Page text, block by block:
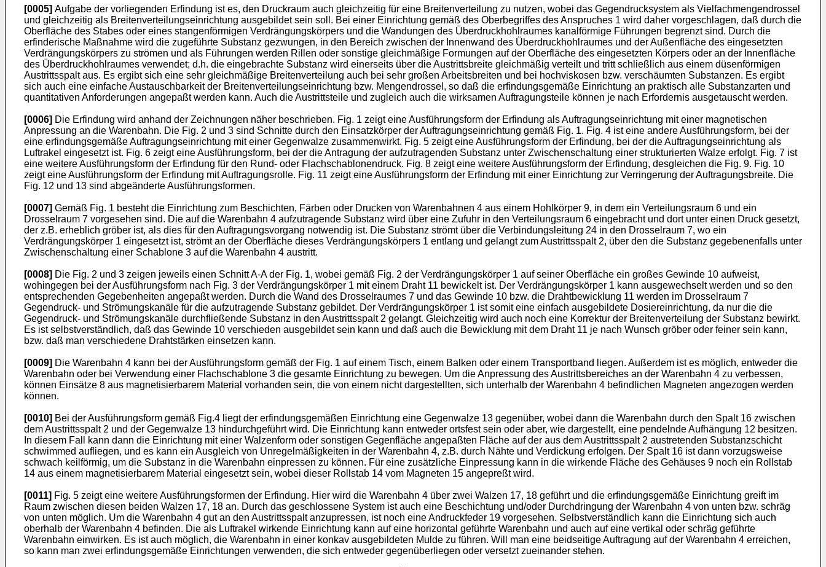
[0005] Aufgabe der vorliegenden Erfindung ist es, den Druckraum auch gleich­zeitig für eine Breitenverteilung zu nutzen, wobei das Gegendrucksystem als Vielfachmengendrossel
und gleichzeitig als Breitenverteilungsein­richtung ausgebildet sein soll. Bei einer Einrichtung gemäß des Ober­begriffes des Anspruches 1 wird daher vorgeschlagen, daß durch die
Oberfläche des Stabes oder eines stangenförmigen Verdrängungskörpers und die Wandungen des Überdruckhohlraumes kanalförmige Führungen be­grenzt sind. Durch die
erfinderische Maßnahme wird die zugeführte Sub­stanz gezwungen, in den Bereich zwischen der Innenwand des Überdruck­hohlraumes und der Außenfläche des eingesetzten
Verdrängungskörpers zu strömen und als Führungen werden Rillen oder sonstige gleichmäßige For­mungen auf der Oberfläche des eingesetzten Körpers oder an der Innen­fläche
des Überdruckhohlraumes verwendet; d.h. die eingebrachte Sub­stanz wird einerseits über die Austrittsbreite gleichmäßig verteilt und tritt schließlich aus einem düsenförmigen
Austrittsspalt aus. Es ergibt sich eine sehr gleichmäßige Breitenverteilung auch bei sehr großen Arbeitsbreiten und bei hochviskosen bzw. verschäumten Substanzen. Es ergibt
sich auch eine einfache Austauschbarkeit der Breitenvertei­lungseinrichtung bzw. Mengendrossel, so daß die erfindungsgemäße Ein­richtung an praktisch alle Substanzarten und
quantitativen Anforderun­gen angepaßt werden kann. Auch die Austrittsteile und zugleich auch die wirksamen Auftragungsteile können je nach Erfordernis ausgetauscht wer­den.
[0006] Die Erfindung wird anhand der Zeichnungen näher beschrieben. Fig. 1 zeigt eine Ausführungsform der Erfindung als Auftragungseinrichtung mit einer magnetischen
Anpressung an die Warenbahn. Die Fig. 2 und 3 sind Schnitte durch den Einsatzkörper der Auftragungseinrichtung gemäß Fig. 1. Fig. 4 ist eine andere Ausführungsform, bei der
eine erfindungsgemäße Auf­tragungseinrichtung mit einer Gegenwalze zusammenwirkt. Fig. 5 zeigt eine Ausführungsform der Erfindung, bei der die Auftragungseinrichtung als
Luftrakel eingesetzt ist. Fig. 6 zeigt eine Ausführungsform, bei der die Antragung der aufzutragenden Substanz unter Zwischenschaltung einer strukturierten Walze erfolgt. Fig. 7 ist
eine weitere Ausführungsform der Erfindung für den Rund- oder Flachschablonendruck. Fig. 8 zeigt eine weitere Ausführungsform der Erfindung, desgleichen die Fig. 9. Fig. 10
zeigt eine Ausführungsform der Erfindung mit Auftragungsrolle. Fig. 11 zeigt eine Ausführungsform der Erfindung mit einer Einrichtung zur Ver­ringerung der Auftragungsbreite. Die
Fig. 12 und 13 sind abgeänderte Ausführungsformen.
[0007] Gemäß Fig. 1 besteht die Einrichtung zum Beschichten, Färben oder Drucken von Warenbahnen 4 aus einem Hohlkörper 9, in dem ein Verteilungsraum 6 und ein
Drosselraum 7 vorgesehen sind. Die auf die Warenbahn 4 aufzutra­gende Substanz wird über eine Zufuhr in den Verteilungsraum 6 einge­bracht und dort unter einen Druck gesetzt,
der z.B. erheblich gröber ist, als dies für den Auftragungsvorgang notwendig ist. Die Substanz strömt über die Verbindungsleitung 24 in den Drosselraum 7, wo ein
Verdrängungskörper 1 eingesetzt ist, strömt an der Oberfläche dieses Verdrängungskörpers 1 entlang und gelangt zum Austrittsspalt 2, über den die Substanz gegebenen­falls unter
Zwischenschaltung einer Schablone 3 auf die Warenbahn 4 aus­tritt.
[0008] Die Fig. 2 und 3 zeigen jeweils einen Schnitt A-A der Fig. 1, wobei ge­mäß Fig. 2 der Verdrängungskörper 1 auf seiner Oberfläche ein großes Gewinde 10 aufweist,
wohingegen bei der Ausführungsform nach Fig. 3 der Verdrängungs­körper 1 mit einem Draht 11 bewickelt ist. Der Verdrängungskörper 1 kann aus­gewechselt werden und so den
entsprechenden Gegebenheiten angepaßt wer­den. Durch die Wand des Drosselraumes 7 und das Gewinde 10 bzw. die Drahtbewicklung 11 werden im Drosselraum 7
Gegendruck- und Strömungs­kanäle für die aufzutragende Substanz gebildet. Der Verdrängungskörper 1 ist somit eine einfach ausgebildete Dosiereinrichtung, da nur die die
Gegen­druck- und Strömungskanäle durchfließende Substanz in den Austrittsspalt 2 gelangt. Gleichzeitig wird auch noch eine Korrektur der Breitenvertei­lung der Substanz bewirkt.
Es ist selbstverständlich, daß das Gewinde 10 verschieden ausgebildet sein kann und daß auch die Bewicklung mit dem Draht 11 je nach Wunsch gröber oder feiner sein kann,
bzw. daß man ver­schiedene Drahtstärken einsetzen kann.
[0009] Die Warenbahn 4 kann bei der Ausführungsform gemäß der Fig. 1 auf einem Tisch, einem Balken oder einem Transportband liegen. Außerdem ist es möglich, entweder die
Warenbahn oder bei Verwendung einer Flachschablo­ne 3 die gesamte Einrichtung zu bewegen. Um die Anpressung des Austritts­bereiches an der Warenbahn 4 zu verbessen,
können Einsätze 8 aus magne­tisierbarem Material vorhanden sein, die von einem nicht dargestellten, sich unterhalb der Warenbahn 4 befindlichen Magneten angezogen werden
können.
[0010] Bei der Ausführungsform gemäß Fig.4 liegt der erfindungsgemäßen Ein­richtung eine Gegenwalze 13 gegenüber, wobei dann die Warenbahn durch den Spalt 16 zwischen
dem Austrittsspalt 2 und der Gegenwalze 13 hin­durchgeführt wird. Die Einrichtung kann entweder ortsfest sein oder aber, wie dargestellt, eine pendelnde Aufhängung 12 besitzen.
In die­sem Fall kann dann die Einrichtung mit einer Walzenform oder sonstigen Gegenfläche angepaßten Fläche auf der aus dem Austrittsspalt 2 austre­tenden Substanzschicht
schwimmed aufliegen, und es kann ein Ausgleich von Unregelmäßigkeiten in der Warenbahn 4, z.B. durch Nähte und Ver­dickung erfolgen. Der Spalt 16 ist dann vorzugsweise
schwach keilför­mig, um die Substanz in die Warenbahn einpressen zu können. Für eine zusätzliche Einpressung kann in die wirkende Fläche des Gehäuses 9 noch ein Rollstab
14 aus einem magnetisierbarem Material eingesetzt sein, wo­bei dieser Rollstab 14 vom Magneten 15 angepreßt wird.
[0011] Fig. 5 zeigt eine weitere Ausführungsformen der Erfindung. Hier wird die Warenbahn 4 über zwei Walzen 17, 18 geführt und die erfindungsgemäße Einrichtung greift im
Raum zwischen diesen beiden Walzen 17, 18 an. Durch das geschlossene System ist auch eine Beschichtung und/oder Durch­dringung der Warenbahn 4 von unten bzw. schräg
von unten möglich. Um die Warenbahn 4 gut an den Austrittsspalt anzupressen, ist noch eine Andruck­feder 19 vorgesehen. Selbstverständlich kann die Einrichtung sich auch
oberhalb der Warenbahn 4 befinden. Die als Luftrakel wirkende Einrichtung kann auf eine horizontal geführte Warenbahn und auch auf eine vertikal oder schräg geführte
Warenbahn einwirken. Es ist auch möglich, die Wa­renbahn in einer konkav ausgebildeten Mulde zu führen. Will man eine beidseitige Auftragung auf der Warenbahn 4 erreichen,
so kann man zwei erfindungsgemäße Einrichtungen verwenden, die sich entweder gegenüber­liegen oder versetzt zueinander stehen.